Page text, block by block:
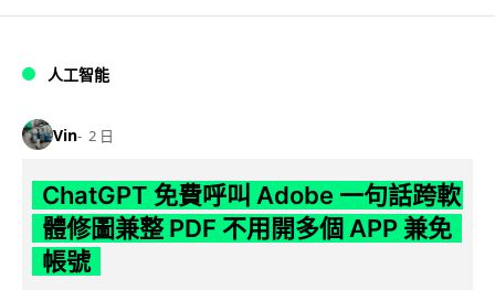
人工智能
Vin 2 日
ChatGPT 免費呼叫 Adobe 一句話跨軟
體修圖兼整 PDF 不用開多個 APP 兼免
帳號